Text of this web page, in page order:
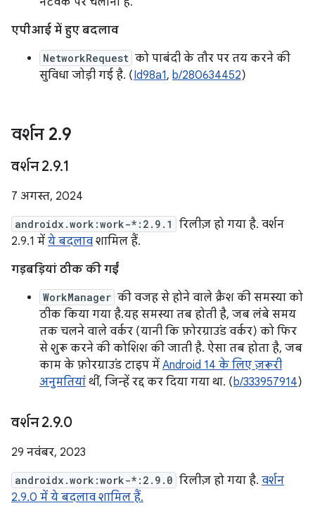
एपीआई में हुए बदलाव
NetworkRequest को पाबंदी के तौर पर तय करने की
सुविधा जोड़ी गई है. (Id98a1, b/280634452)
वर्शन 2.9
वर्शन 2.9.1
7 अगस्त, 2024
androidx.work:work-*:2.9.1
रिलीज़ हो गया है. वर्शन
2.9.1 में ये बदलाव शामिल हैं.
गड़बड़ियां ठीक की गईं
WorkManager की वजह से होने वाले क्रैश की समस्या को
ठीक किया गया है.यह समस्या तब होती है, जब लंबे समय
तक चलने वाले वर्कर (यानी कि फ़ोरग्राउंड वर्कर) को फिर
से शुरू करने की कोशिश की जाती है. ऐसा तब होता है, जब
काम के फ़ोरग्राउंड टाइप में Android 14 के लिए ज़रूरी
अनुमतियां थीं, जिन्हें रद्द कर दिया गया था. (b/333957914)
वर्शन 2.9.0
29 नवंबर, 2023
androidx.work:work-*:2.9.0 रिलीज़ हो गया है. वर्शन
2.9.0 में ये बदलाव शामिल हैं.